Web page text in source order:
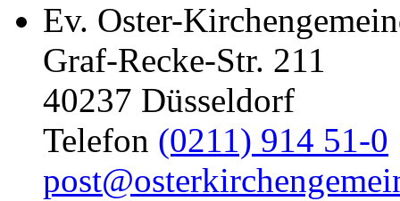
Ev. Oster-
Graf-Recke-Str. 211
40237 Düsseldorf
Telefon (0211) 914 51-0